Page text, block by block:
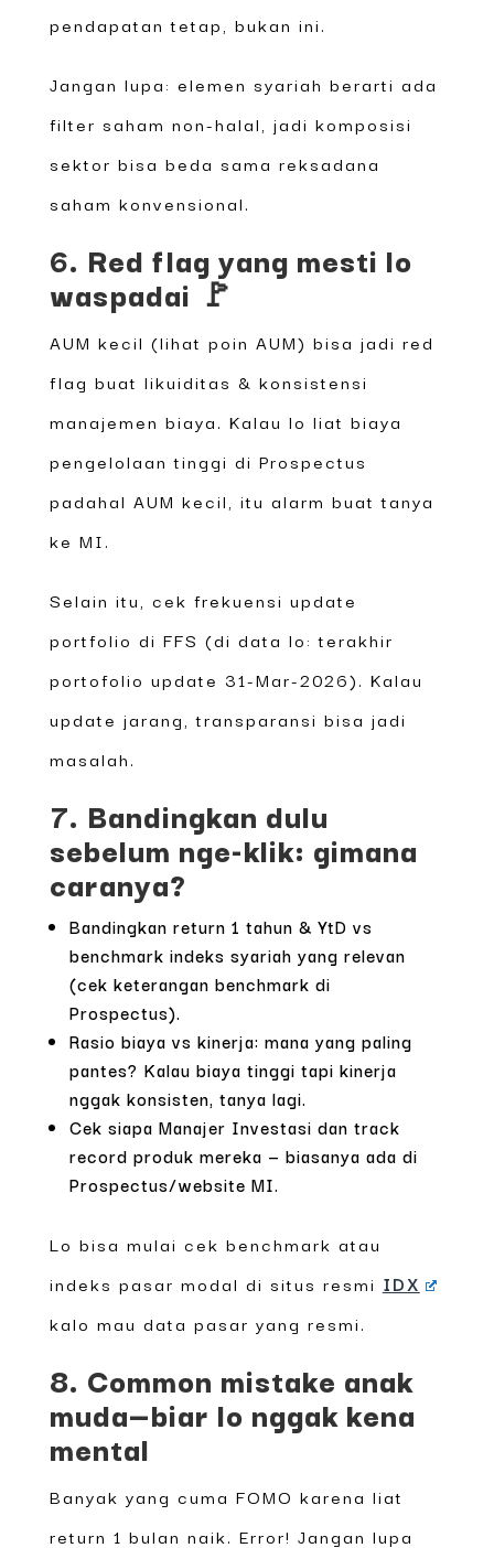
pendapatan tetap, bukan ini.
Jangan lupa: elemen syariah berarti ada
filter saham non-halal, jadi komposisi
sektor bisa beda sama reksadana
saham konvensional.
6. Red flag yang mesti lo
waspadai 🚩
AUM kecil (lihat poin AUM) bisa jadi red
flag buat likuiditas & konsistensi
manajemen biaya. Kalau lo liat biaya
pengelolaan tinggi di Prospectus
padahal AUM kecil, itu alarm buat tanya
ke MI.
Selain itu, cek frekuensi update
portfolio di FFS (di data lo: terakhir
portofolio update 31-Mar-2026). Kalau
update jarang, transparansi bisa jadi
masalah.
7. Bandingkan dulu
sebelum nge-klik: gimana
caranya?
Bandingkan return 1 tahun & YtD vs
benchmark indeks syariah yang relevan
(cek keterangan benchmark di
Prospectus).
Rasio biaya vs kinerja: mana yang paling
pantes? Kalau biaya tinggi tapi kinerja
nggak konsisten, tanya lagi.
Cek siapa Manajer Investasi dan track
record produk mereka — biasanya ada di
Prospectus/website MI.
Lo bisa mulai cek benchmark atau
indeks pasar modal di situs resmi IDX
kalo mau data pasar yang resmi.
8. Common mistake anak
muda—biar lo nggak kena
mental
Banyak yang cuma FOMO karena liat
return 1 bulan naik. Error! Jangan lupa